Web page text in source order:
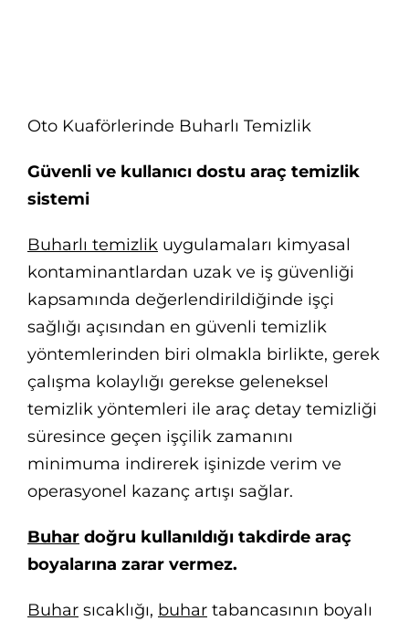
Oto Kuaförlerinde Buharlı Temizlik
Güvenli ve kullanıcı dostu araç temizlik
sistemi
Buharlı temizlik uygulamaları kimyasal
kontaminantlardan uzak ve iş güvenliği
kapsamında değerlendirildiğinde işçi
sağlığı açısından en güvenli temizlik
yöntemlerinden biri olmakla birlikte, gerek
çalışma kolaylığı gerekse geleneksel
temizlik yöntemleri ile araç detay temizliği
süresince geçen işçilik zamanını
minimuma indirerek işinizde verim ve
operasyonel kazanç artışı sağlar.
Buhar doğru kullanıldığı takdirde araç
boyalarına zarar vermez.
Buhar sıcaklığı, buhar tabancasının boyalı